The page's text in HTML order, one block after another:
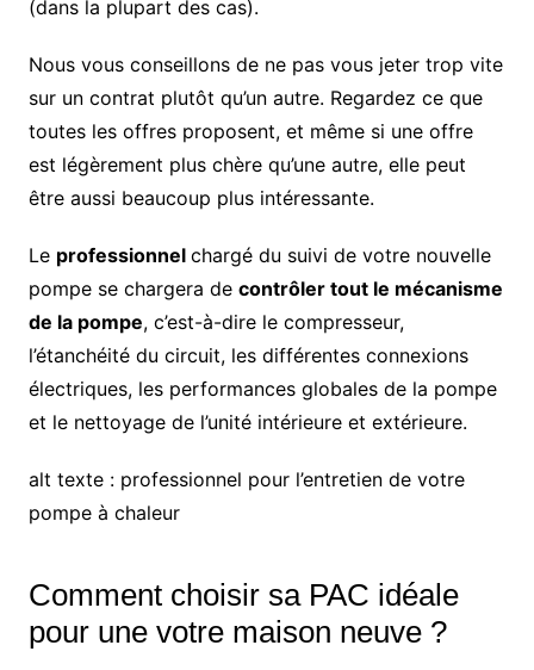
(dans la plupart des cas).
Nous vous conseillons de ne pas vous jeter trop vite
sur un contrat plutôt qu’un autre. Regardez ce que
toutes les offres proposent, et même si une offre
est légèrement plus chère qu’une autre, elle peut
être aussi beaucoup plus intéressante.
Le professionnel chargé du suivi de votre nouvelle
pompe se chargera de contrôler tout le mécanisme
de la pompe, c’est-à-dire le compresseur,
l’étanchéité du circuit, les différentes connexions
électriques, les performances globales de la pompe
et le nettoyage de l’unité intérieure et extérieure.
alt texte : professionnel pour l’entretien de votre
pompe à chaleur
Comment choisir sa PAC idéale
pour une votre maison neuve ?